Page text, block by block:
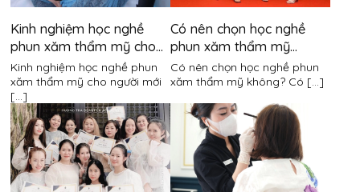
Kinh nghiệm học nghề
phun xăm thẩm mỹ cho
người mới bắt đầu
Kinh nghiệm học nghề phun
xăm thẩm mỹ cho người mới
[...]
Có nên chọn học nghề
phun xăm thẩm mỹ
không?
Có nên chọn học nghề phun
xăm thẩm mỹ không? Có [...]